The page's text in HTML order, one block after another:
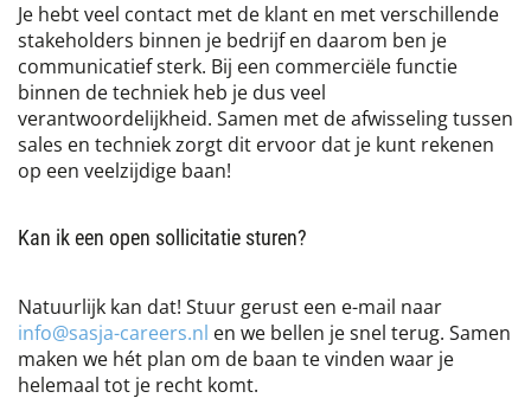
Je hebt veel contact met de klant en met verschillende
stakeholders binnen je bedrijf en daarom ben je
communicatief sterk. Bij een commerciële functie
binnen de techniek heb je dus veel
verantwoordelijkheid. Samen met de afwisseling tussen
sales en techniek zorgt dit ervoor dat je kunt rekenen
op een veelzijdige baan!
Kan ik een open sollicitatie sturen?
Natuurlijk kan dat! Stuur gerust een e-mail naar
info@sasja-careers.nl en we bellen je snel terug. Samen
maken we hét plan om de baan te vinden waar je
helemaal tot je recht komt.